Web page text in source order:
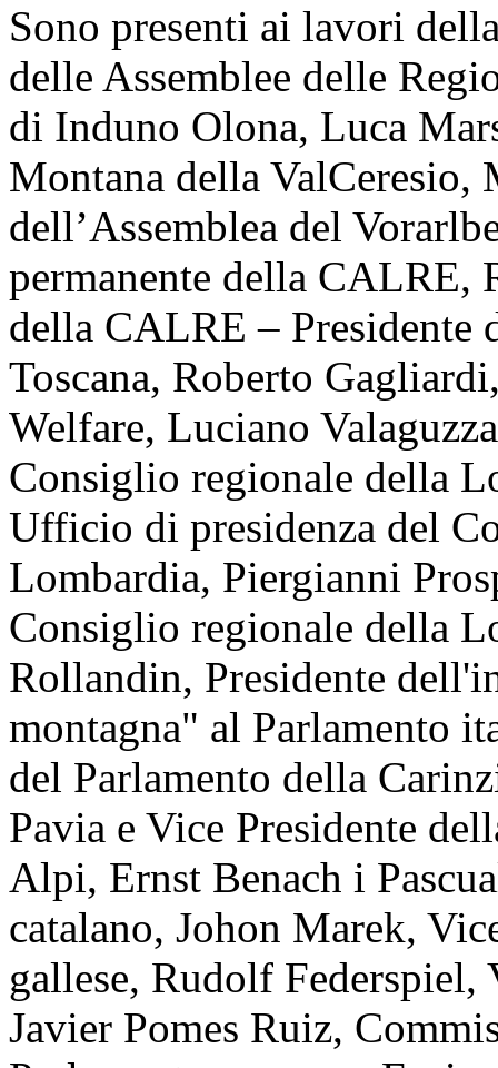
Sono presenti ai lavori
delle Assemblee delle
di Induno Olona, Luca
Montana della ValCeresio,
dell’Assemblea del
permanente della CALRE,
della CALRE – Presidente
Toscana, Roberto
Welfare, Luciano
Consiglio regionale della
Ufficio di presidenza del
Lombardia, Piergianni
Consiglio regionale della
Rollandin, Presidente
montagna" al Parlamento
del Parlamento della
Pavia e Vice Presidente
Alpi, Ernst Benach i
catalano, Johon Marek,
gallese, Rudolf Federspiel,
Javier Pomes Ruiz,